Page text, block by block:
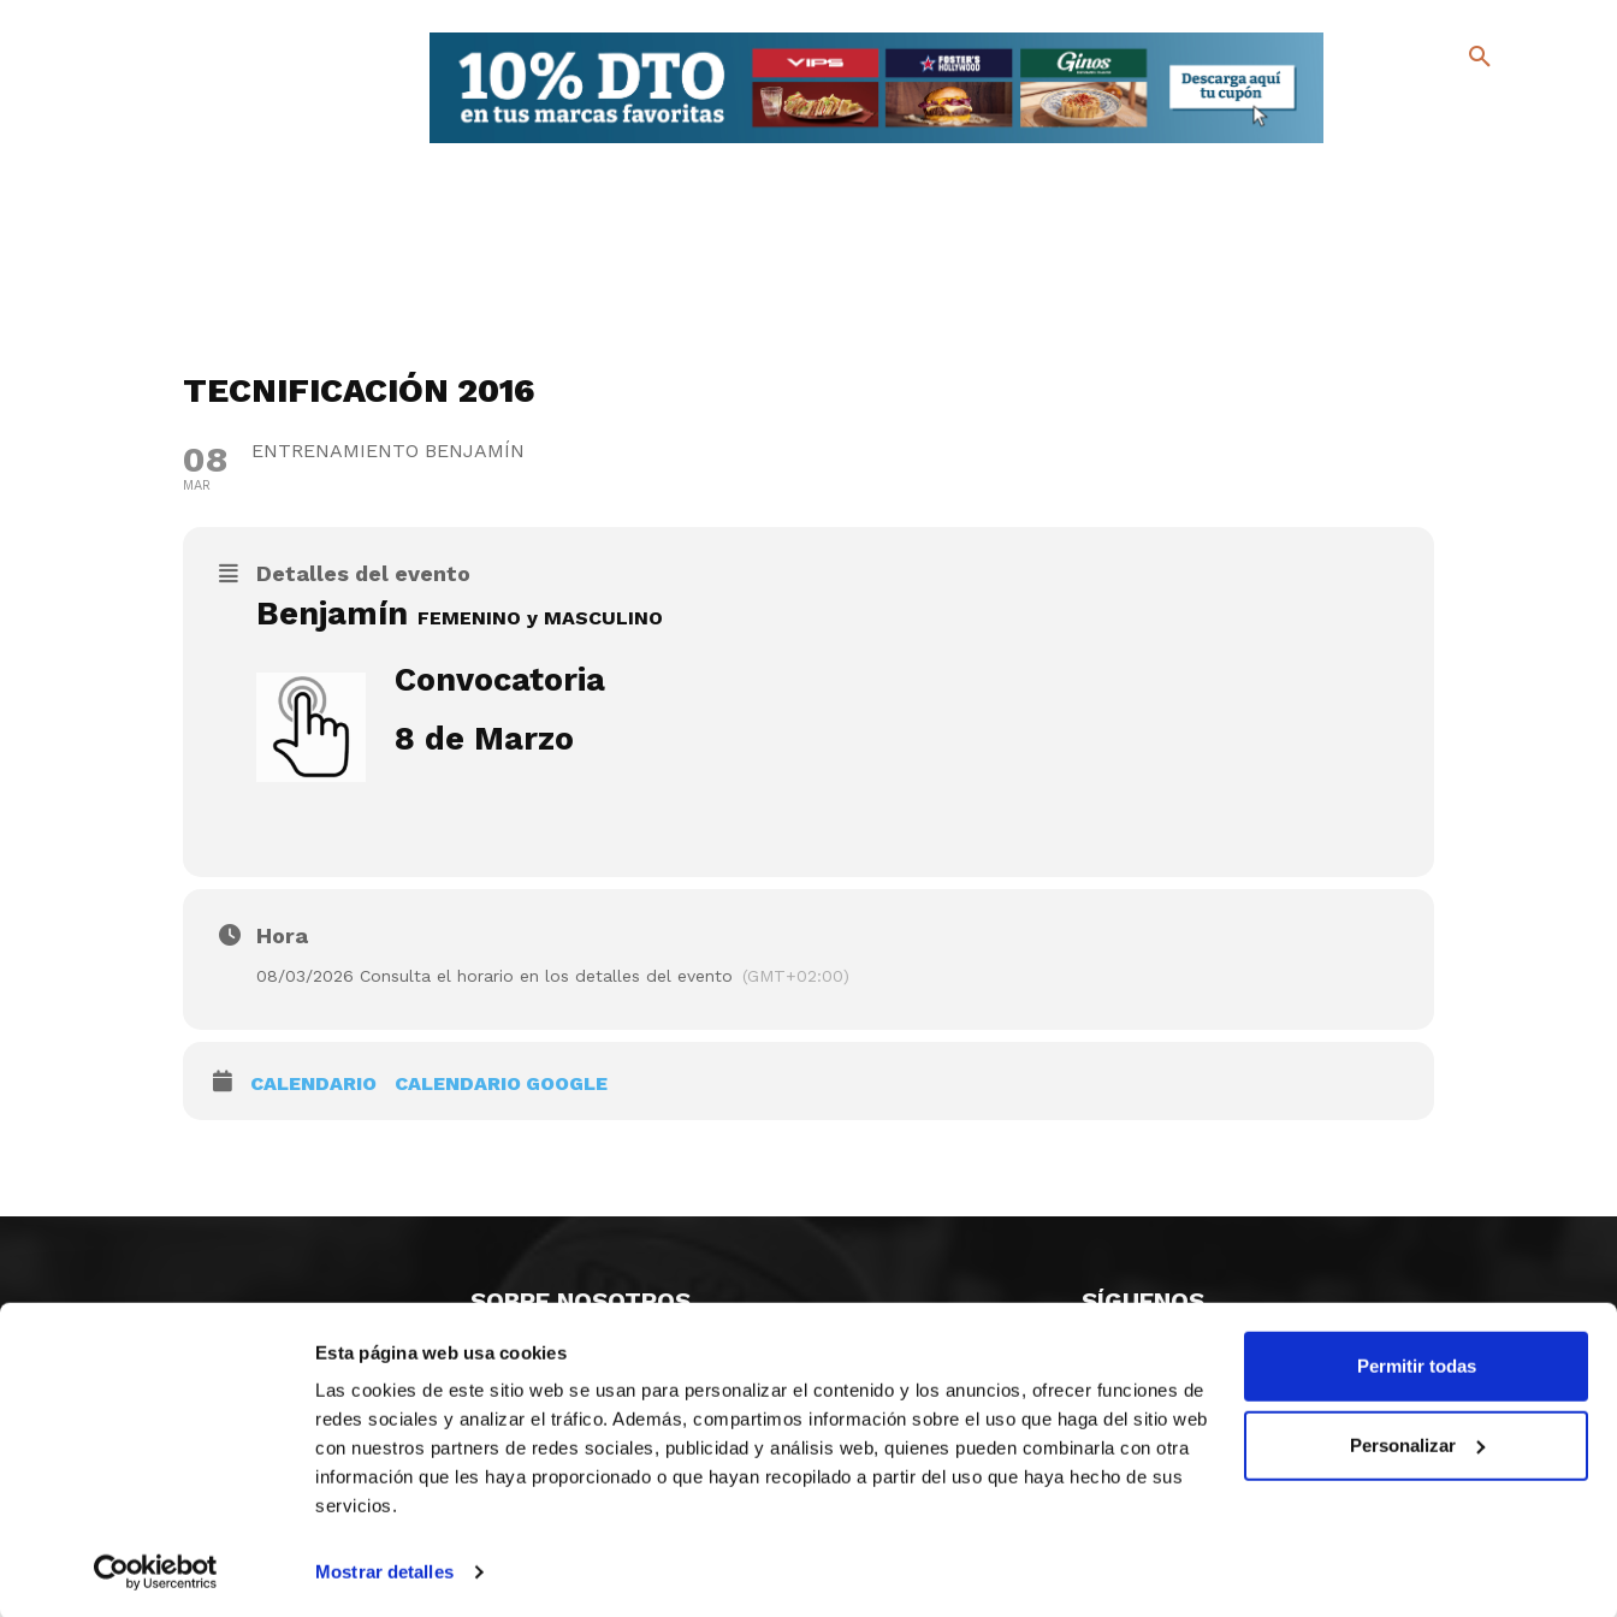
Esta página web usa cookies
Las cookies de este sitio web se usan para personalizar el contenido y los anuncios, ofrecer funciones de
redes sociales y analizar el tráfico. Además, compartimos información sobre el uso que haga del sitio web
con nuestros partners de redes sociales, publicidad y análisis web, quienes pueden combinarla con otra
información que les haya proporcionado o que hayan recopilado a partir del uso que haya hecho de sus
servicios.
Mostrar detalles
Permitir todas
Personalizar
TECNIFICACIÓN 2016
08
MAR
ENTRENAMIENTO BENJAMÍN
Detalles del evento
Benjamín FEMENINO y MASCULINO
Convocatoria
8 de Marzo
Hora
08/03/2026 Consulta el horario en los detalles del evento (GMT+02:00)
CALENDARIO CALENDARIO GOOGLE
SOBRE NOSOTROS
CASTELLON
VALENCIA
MONESTIR DE POBLET 14 1ª 3º
ALICANTE
CIUDAD DE MATANZAS 12
fbcv@fbcv.es
SÍGUENOS
© FEDERACIÓN BALONCESTO COMUNIDAD VALENCIANA